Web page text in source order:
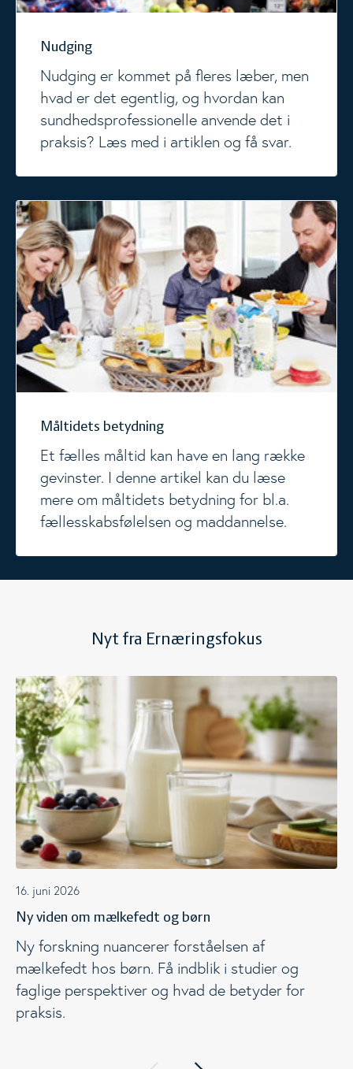
Nudging
Nudging er kommet på fleres læber, men
hvad er det egentlig, og hvordan kan
sundhedsprofessionelle anvende det i
praksis? Læs med i artiklen og få svar.
Måltidets betydning
Et fælles måltid kan have en lang række
gevinster. I denne artikel kan du læse
mere om måltidets betydning for bl.a.
fællesskabsfølelsen og maddannelse.
Måltidets betydning
Nyt fra Ernæringsfokus
16. juni 2026
Ny viden om mælkefedt og børn
Ny forskning nuancerer forståelsen af
mælkefedt hos børn. Få indblik i studier og
faglige perspektiver og hvad de betyder for
praksis.
Ny viden om mælkefedt og børn